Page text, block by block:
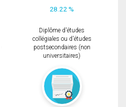
28.22 %
Diplôme d'études
collégiales ou d'études
postsecondaires (non
universitaires)